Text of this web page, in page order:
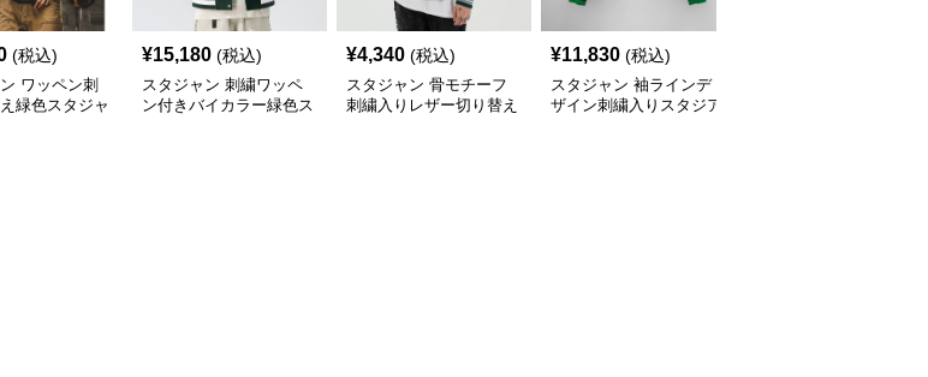
(税込)
ワッペン刺
緑色スタジャ
¥15,180 (税込)
スタジャン 刺繍ワッペ
ン付きバイカラー緑色ス
¥4,340 (税込)
スタジャン 骨モチーフ
刺繍入りレザー切り替え
¥11,830 (税込)
スタジャン 袖ラインデ
ザイン刺繍入りスタジア